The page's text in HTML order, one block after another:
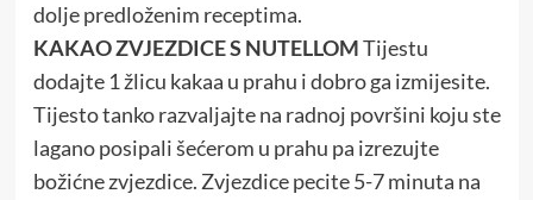
dolje predloženim receptima.
KAKAO ZVJEZDICE S NUTELLOMTijestu
dodajte 1 žlicu kakaa u prahu i dobro ga izmijesite.
Tijesto tanko razvaljajte na radnoj površini koju ste
lagano posipali šećerom u prahu pa izrezujte
božićne zvjezdice. Zvjezdice pecite 5-7 minuta na